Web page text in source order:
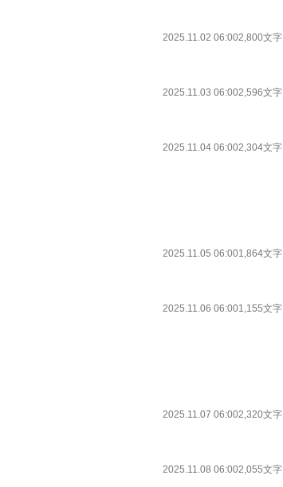
2025.11.02 06:002,800文字
2025.11.03 06:002,596文字
2025.11.04 06:002,304文字
2025.11.05 06:001,864文字
2025.11.06 06:001,155文字
2025.11.07 06:002,320文字
2025.11.08 06:002,055文字